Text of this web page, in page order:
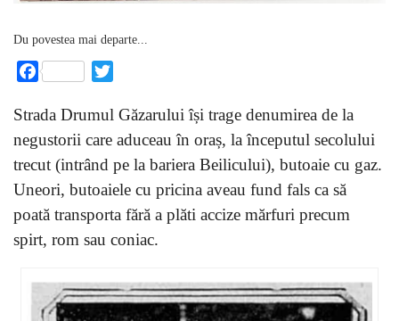
Du povestea mai departe...
Facebook
Strada Drumul Găzarului își trage denumirea de la
negustorii care aduceau în oraș, la începutul secolului
trecut (intrând pe la bariera Beilicului), butoaie cu gaz.
Uneori, butoaiele cu pricina aveau fund fals ca să
poată transporta fără a plăti accize mărfuri precum
spirt, rom sau coniac.